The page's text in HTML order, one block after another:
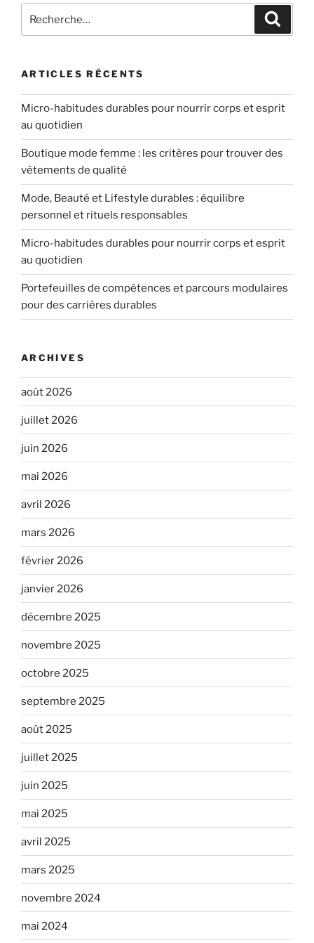
pour
ARTICLES RÉCENTS
Micro-habitudes durables pour nourrir corps et esprit
au quotidien
Boutique mode femme : les critères pour trouver des
vêtements de qualité
Mode, Beauté et Lifestyle durables : équilibre
personnel et rituels responsables
Micro-habitudes durables pour nourrir corps et esprit
au quotidien
Portefeuilles de compétences et parcours modulaires
pour des carrières durables
ARCHIVES
août 2026
juillet 2026
juin 2026
mai 2026
avril 2026
mars 2026
février 2026
janvier 2026
décembre 2025
novembre 2025
octobre 2025
septembre 2025
août 2025
juillet 2025
juin 2025
mai 2025
avril 2025
mars 2025
novembre 2024
mai 2024